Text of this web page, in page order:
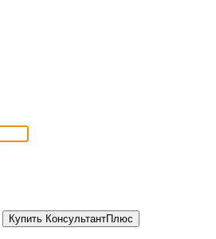
Купить КонсультантПлюс